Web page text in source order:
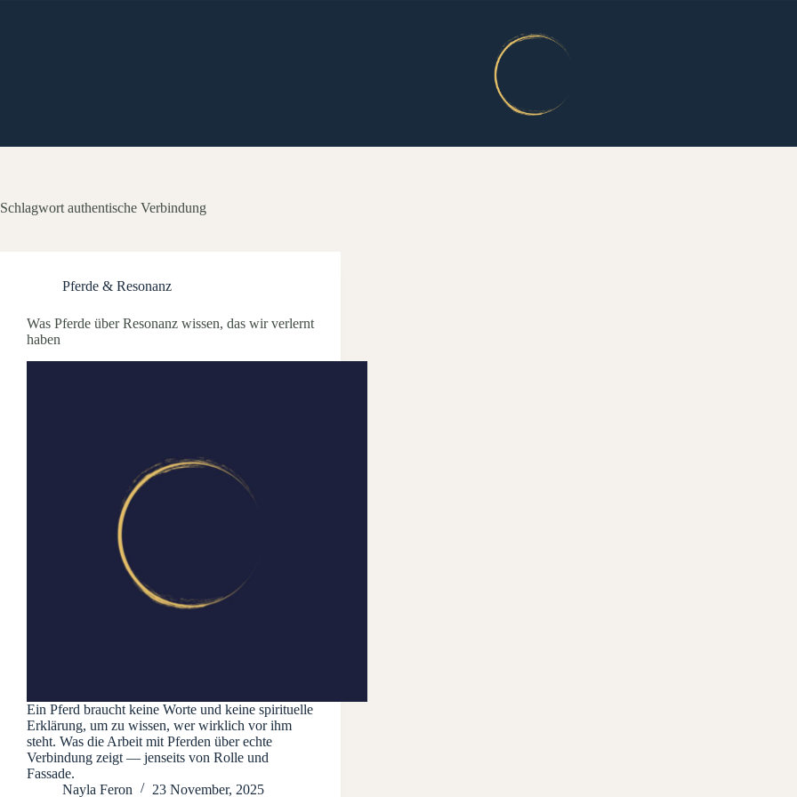
Schlagwort authentische Verbindung
Pferde & Resonanz
Was Pferde über Resonanz wissen, das wir verlernt
haben
Ein Pferd braucht keine Worte und keine spirituelle
Erklärung, um zu wissen, wer wirklich vor ihm
steht. Was die Arbeit mit Pferden über echte
Verbindung zeigt — jenseits von Rolle und
Fassade.
Nayla Feron
23 November, 2025